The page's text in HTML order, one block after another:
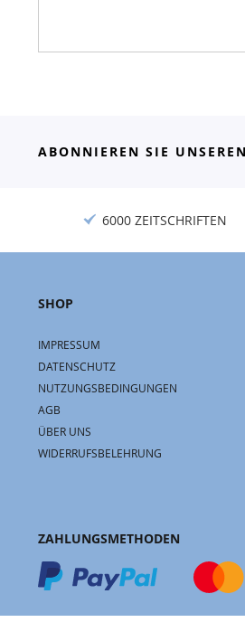
ABONNIEREN SIE
6000 ZEITSCHRIFTEN
SHOP
IMPRESSUM
DATENSCHUTZ
NUTZUNGSBEDINGUNGEN
AGB
ÜBER UNS
WIDERRUFSBELEHRUNG
ZAHLUNGSMETHODEN